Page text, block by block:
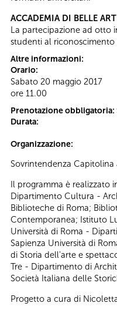
ACCADEMIA DI BELLE
La partecipazione ad otto
studenti al
Altre informazioni:
Orario:
Sabato 20 maggio 2017
ore 11.00
Prenotazione obbligatoria:
Durata:
Organizzazione:
Sovrintendenza
Il programma è realizzato
Dipartimento Cultura -
Biblioteche di Roma;
Contemporanea; Istituto
Università di Roma -
Sapienza Università di
di Storia dell'arte e
Tre - Dipartimento di
Società Italiana delle
Progetto a cura di